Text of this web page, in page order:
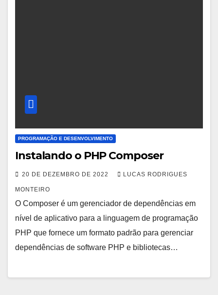
PROGRAMAÇÃO E DESENVOLVIMENTO
Instalando o PHP Composer
20 DE DEZEMBRO DE 2022 LUCAS RODRIGUES
MONTEIRO
O Composer é um gerenciador de dependências em
nível de aplicativo para a linguagem de programação
PHP que fornece um formato padrão para gerenciar
dependências de software PHP e bibliotecas…